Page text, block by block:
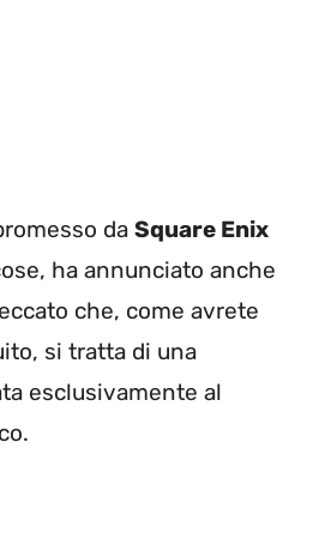
da Square Enix
ha annunciato anche
che, come avrete
si tratta di una
esclusivamente al